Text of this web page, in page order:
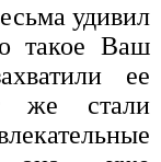
удивил
такое Ваш
ее
же стали